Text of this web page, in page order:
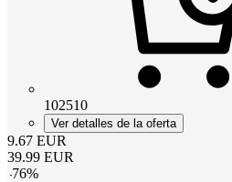
102510
Ver detalles de la oferta
9.67 EUR
39.99 EUR
-76%